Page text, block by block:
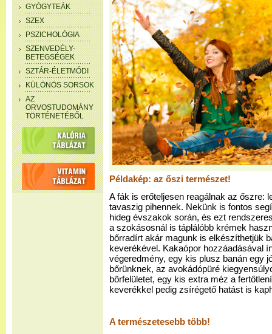
GYÓGYTEÁK
SZEX
PSZICHOLÓGIA
SZENVEDÉLY-
BETEGSÉGEK
SZTÁR-ÉLETMÓDI
KÜLÖNÖS SORSOK
AZ
ORVOSTUDOMÁNY
TÖRTÉNETÉBŐL
Példakép: az őszi természet!
A fák is erőteljesen reagálnak az őszre:
tavaszig pihennek. Nekünk is fontos
hideg évszakok során, és ezt
a szokásosnál is táplálóbb krémek
bőrradírt akár magunk is elkészíthetjük
keverékével. Kakaópor hozzáadásával
végeredmény, egy kis plusz banán egy
bőrünknek, az avokádópüré
bőrfelületet, egy kis extra méz a
keverékkel pedig zsírégető hatást is
A természetesebb több!